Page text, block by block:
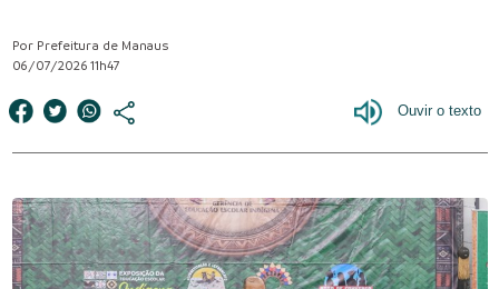
Por Prefeitura de Manaus
06/07/2026 11h47